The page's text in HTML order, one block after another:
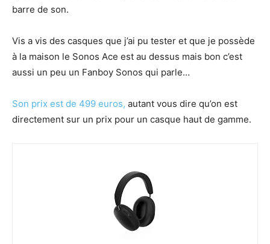
barre de son.
Vis a vis des casques que j’ai pu tester et que je possède
à la maison le Sonos Ace est au dessus mais bon c’est
aussi un peu un Fanboy Sonos qui parle…
Son prix est de 499 euros, autant vous dire qu’on est
directement sur un prix pour un casque haut de gamme.